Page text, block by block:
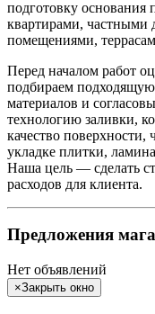
подготовку основания
квартирами, частными
помещениями,
Перед началом работ
подбираем
материалов и
технологию заливки,
качество
укладке плитки,
Наша цель — сделать
расходов для клиента.
Предложения
Нет объявлений
×Закрыть окно